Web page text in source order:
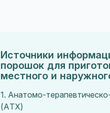
Источники
порошок для
местного и
1. Анатомо-
(ATX)